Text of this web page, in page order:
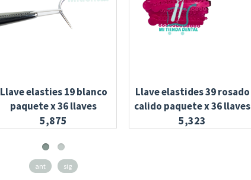
Llave elasties 19 blanco
paquete x 36 llaves
5,875
Llave elastides 39 rosado
calido paquete x 36 llaves
5,323
ant sig